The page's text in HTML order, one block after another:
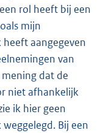
rol heeft bij een
mijn
aangegeven
van
dat de
niet afhankelijk
ik hier geen
Bij een